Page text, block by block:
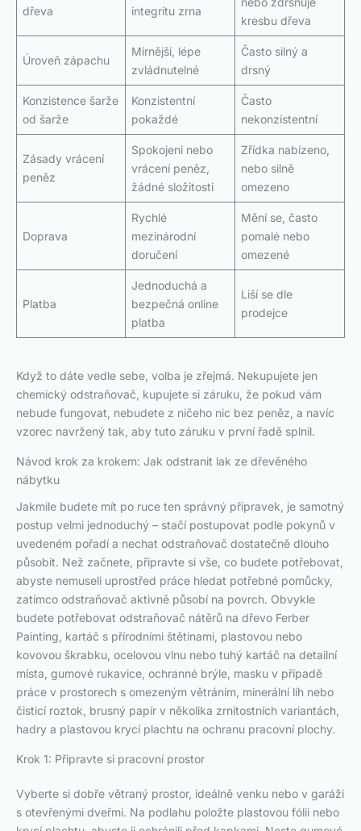
dřeva
integritu zrna
kresbu dřeva
Úroveň zápachu
Mírnější, lépe
zvládnutelné
Často silný a
drsný
Konzistence šarže
od šarže
Konzistentní
pokaždé
Často
nekonzistentní
Zásady vrácení
peněz
Spokojeni nebo
vrácení peněz,
žádné složitosti
Zřídka nabízeno,
nebo silně
omezeno
Doprava
Rychlé
mezinárodní
doručení
Mění se, často
pomalé nebo
omezené
Platba
Jednoduchá a
bezpečná online
platba
Liší se dle
prodejce
Když to dáte vedle sebe, volba je zřejmá. Nekupujete jen
chemický odstraňovač, kupujete si záruku, že pokud vám
nebude fungovat, nebudete z ničeho nic bez peněz, a navíc
vzorec navržený tak, aby tuto záruku v první řadě splnil.
Návod krok za krokem: Jak odstranit lak ze dřevěného
nábytku
Jakmile budete mít po ruce ten správný přípravek, je samotný
postup velmi jednoduchý – stačí postupovat podle pokynů v
uvedeném pořadí a nechat odstraňovač dostatečně dlouho
působit. Než začnete, připravte si vše, co budete potřebovat,
abyste nemuseli uprostřed práce hledat potřebné pomůcky,
zatímco odstraňovač aktivně působí na povrch. Obvykle
budete potřebovat odstraňovač nátěrů na dřevo Ferber
Painting, kartáč s přírodními štětinami, plastovou nebo
kovovou škrabku, ocelovou vlnu nebo tuhý kartáč na detailní
místa, gumové rukavice, ochranné brýle, masku v případě
práce v prostorech s omezeným větráním, minerální líh nebo
čisticí roztok, brusný papír v několika zrnitostních variantách,
hadry a plastovou krycí plachtu na ochranu pracovní plochy.
Krok 1: Připravte si pracovní prostor
Vyberte si dobře větraný prostor, ideálně venku nebo v garáži
s otevřenými dveřmi. Na podlahu položte plastovou fólii nebo